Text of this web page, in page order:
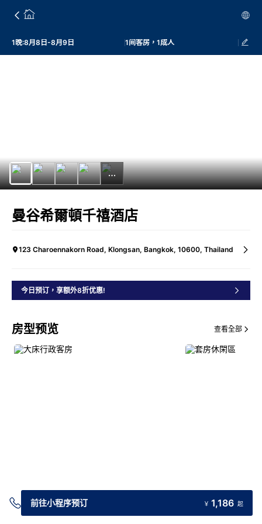
1晚:8月8日-8月9日 1间客房，1成人
曼谷希爾頓千禧酒店
123 Charoennakorn Road, Klongsan, Bangkok, 10600, Thailand
今日预订，享额外8折优惠!
房型预览 查看全部
交通指引
前往小程序预订 ￥ 1,186 起